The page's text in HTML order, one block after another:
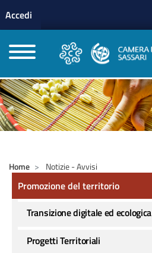
profilo utente
Accedi
Home Notizie - Avvisi
Promozione del territorio
Promozione del territorio
Transizione digitale ed ecologica
Progetti Territoriali